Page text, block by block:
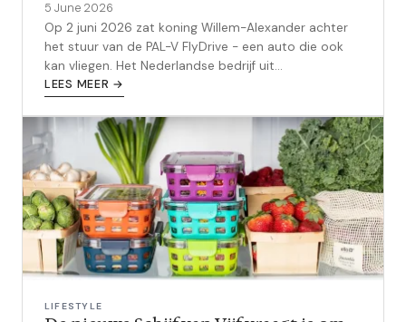
5 June 2026
Op 2 juni 2026 zat koning Willem-Alexander achter
het stuur van de PAL-V FlyDrive - een auto die ook
kan vliegen. Het Nederlandse bedrijf uit
Raamsdonksveer heeft RDW-goedkeuring als
LEES MEER →
LIFESTYLE